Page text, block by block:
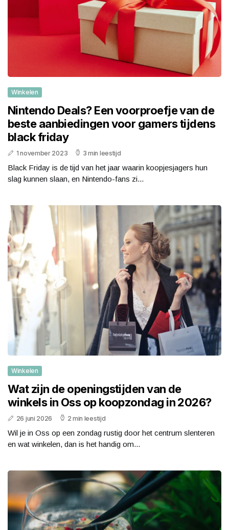
Winkelen
Nintendo Deals? Een voorproefje van de
beste aanbiedingen voor gamers tijdens
black friday
1 november 2023 3 min leestijd
Black Friday is de tijd van het jaar waarin koopjesjagers hun
slag kunnen slaan, en Nintendo-fans zi...
Winkelen
Wat zijn de openingstijden van de
winkels in Oss op koopzondag in 2026?
26 juni 2026 2 min leestijd
Wil je in Oss op een zondag rustig door het centrum slenteren
en wat winkelen, dan is het handig om...